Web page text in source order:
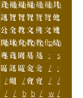
資
訊
公
開
專
區
h
t
t
p
s
:
/
/
福
智
全
球
資
訊
網
h
t
t
p
s
:
/
/
福
智
教
育
園
區
h
t
t
p
:
/
/
b
福
智
文
教
基
金
會
h
t
t
p
:
/
/
b
福
智
佛
教
基
金
會
h
t
t
p
s
:
/
/
福
智
文
化
h
t
t
p
:
/
/
w
其
他
連
結
h
t
t
p
s
:
/
/